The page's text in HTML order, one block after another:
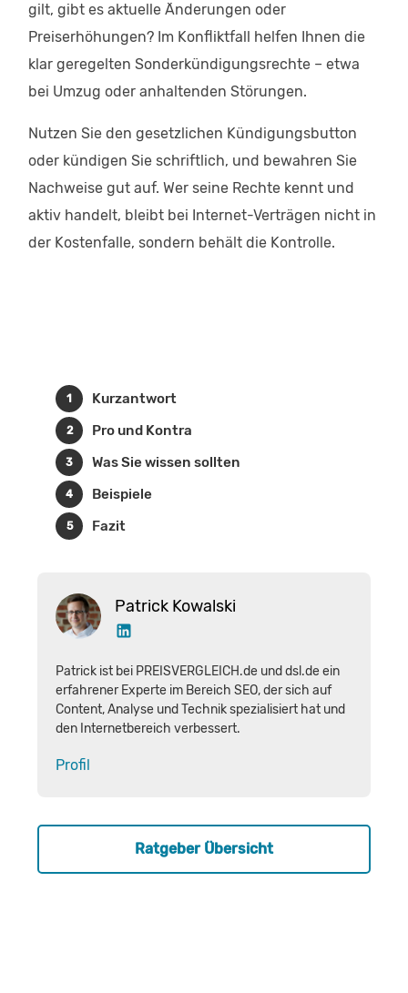
gilt, gibt es aktuelle Änderungen oder
Preiserhöhungen? Im Konfliktfall helfen Ihnen die
klar geregelten Sonderkündigungsrechte – etwa
bei Umzug oder anhaltenden Störungen.
Nutzen Sie den gesetzlichen Kündigungsbutton
oder kündigen Sie schriftlich, und bewahren Sie
Nachweise gut auf. Wer seine Rechte kennt und
aktiv handelt, bleibt bei Internet-Verträgen nicht in
der Kostenfalle, sondern behält die Kontrolle.
Kurzantwort
Pro und Kontra
Was Sie wissen sollten
Beispiele
Fazit
Patrick Kowalski
Patrick ist bei PREISVERGLEICH.de und dsl.de ein
erfahrener Experte im Bereich SEO, der sich auf
Content, Analyse und Technik spezialisiert hat und
den Internetbereich verbessert.
Profil
Ratgeber Übersicht